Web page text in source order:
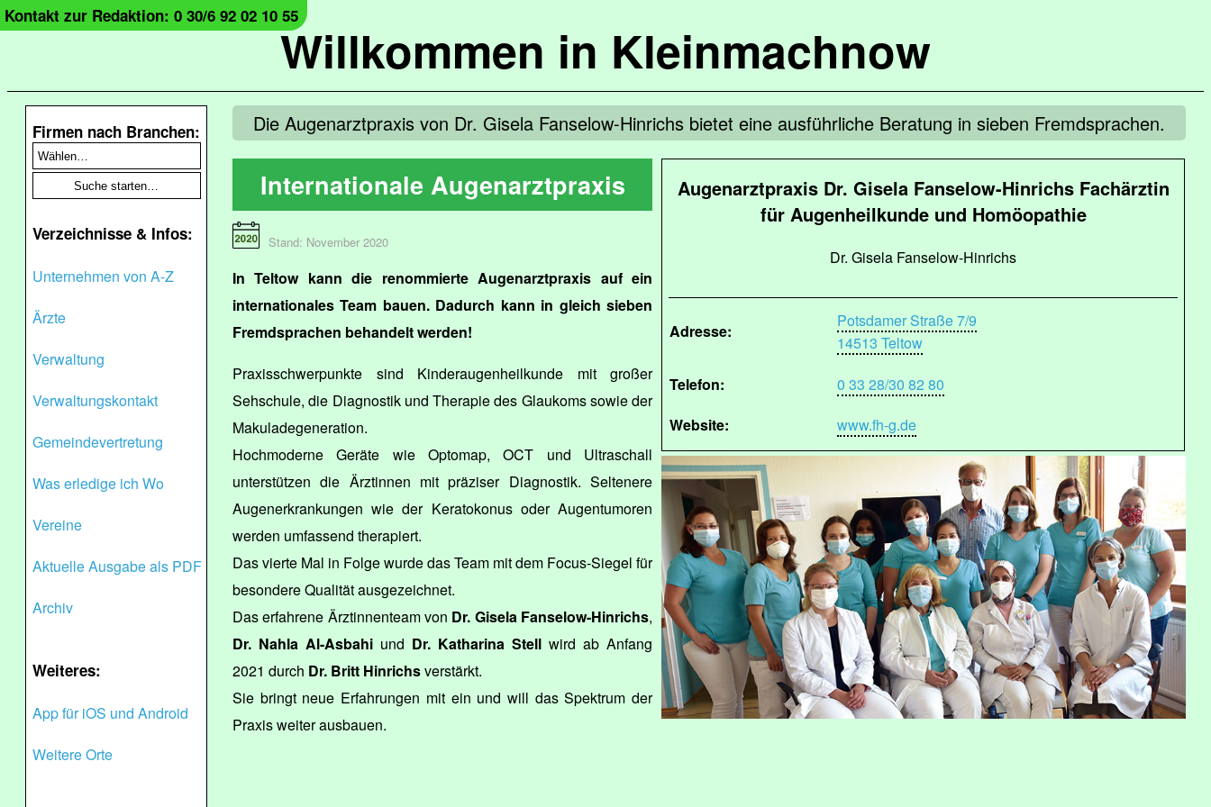
Willkommen in Kleinmachnow
Kontakt zur Redaktion: 0 30/6 92 02 10 55
Firmen nach Branchen:
Verzeichnisse & Infos:
Unternehmen von A-Z
Ärzte
Verwaltung
Verwaltungskontakt
Gemeindevertretung
Was erledige ich Wo
Vereine
Aktuelle Ausgabe als PDF
Archiv
Weiteres:
App für iOS und Android
Weitere Orte
Die Augenarztpraxis von Dr. Gisela Fanselow-Hinrichs bietet eine ausführliche Beratung in sieben Fremdsprachen.
Augenarztpraxis Dr. Gisela Fanselow-Hinrichs Fachärztin
für Augenheilkunde und Homöopathie
Dr. Gisela Fanselow-Hinrichs
Adresse:
Potsdamer Straße 7/9
14513 Teltow
Telefon:
0 33 28/30 82 80
Website:
www.fh-g.de
Internationale Augenarztpraxis
Stand: November 2020
In Teltow kann die renommierte Augenarztpraxis auf ein
internationales Team bauen. Dadurch kann in gleich sieben
Fremdsprachen behandelt werden!
Praxisschwerpunkte sind Kinderaugenheilkunde mit großer
Sehschule, die Diagnostik und Therapie des Glaukoms sowie der
Makuladegeneration.
Hochmoderne Geräte wie Optomap, OCT und Ultraschall
unterstützen die Ärztinnen mit präziser Diagnostik. Seltenere
Augenerkrankungen wie der Keratokonus oder Augentumoren
werden umfassend therapiert.
Das vierte Mal in Folge wurde das Team mit dem Focus-Siegel für
besondere Qualität ausgezeichnet.
Das erfahrene Ärztinnenteam von Dr. Gisela Fanselow-Hinrichs,
Dr. Nahla Al-Asbahi und Dr. Katharina Stell wird ab Anfang
2021 durch Dr. Britt Hinrichsverstärkt.
Sie bringt neue Erfahrungen mit ein und will das Spektrum der
Praxis weiter ausbauen.